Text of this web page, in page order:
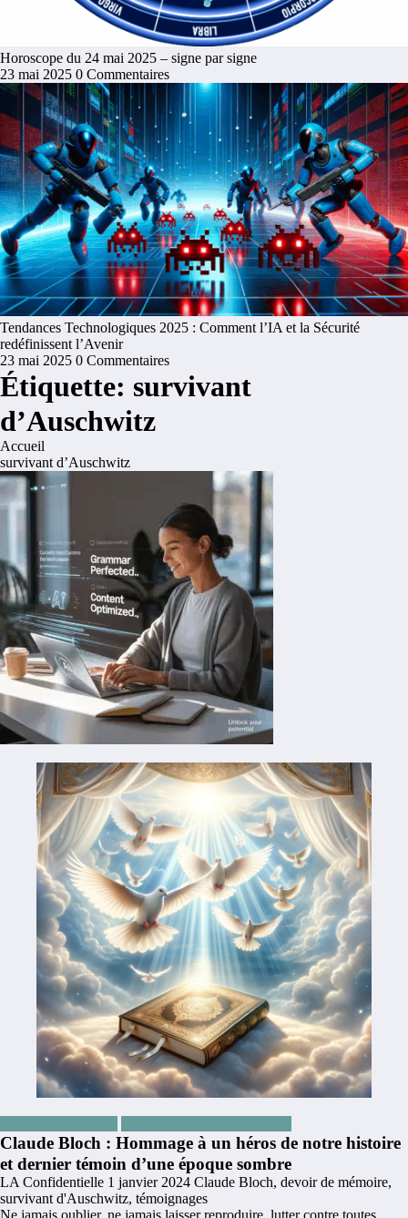
Horoscope du 24 mai 2025 – signe par signe
23 mai 2025 0 Commentaires
Tendances Technologiques 2025 : Comment l’IA et la Sécurité
redéfinissent l’Avenir
23 mai 2025 0 Commentaires
Étiquette: survivant
d’Auschwitz
Accueil
survivant d’Auschwitz
Claude Bloch : Hommage à un héros de notre histoire
et dernier témoin d’une époque sombre
LA Confidentielle 1 janvier 2024 Claude Bloch, devoir de mémoire,
survivant d'Auschwitz, témoignages
Ne jamais oublier, ne jamais laisser reproduire, lutter contre toutes